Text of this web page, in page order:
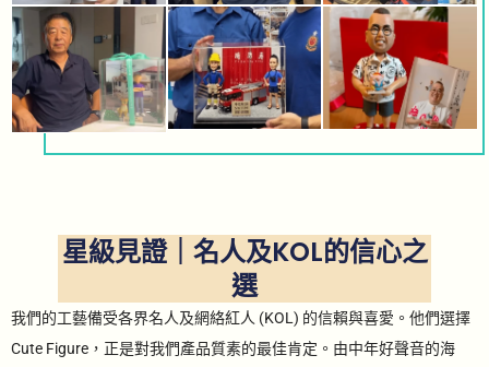
星級見證｜名人及KOL的信心之
選
我們的工藝備受各界名人及網絡紅人 (KOL) 的信賴與喜愛。他們選擇
Cute Figure，正是對我們產品質素的最佳肯定。由中年好聲音的海